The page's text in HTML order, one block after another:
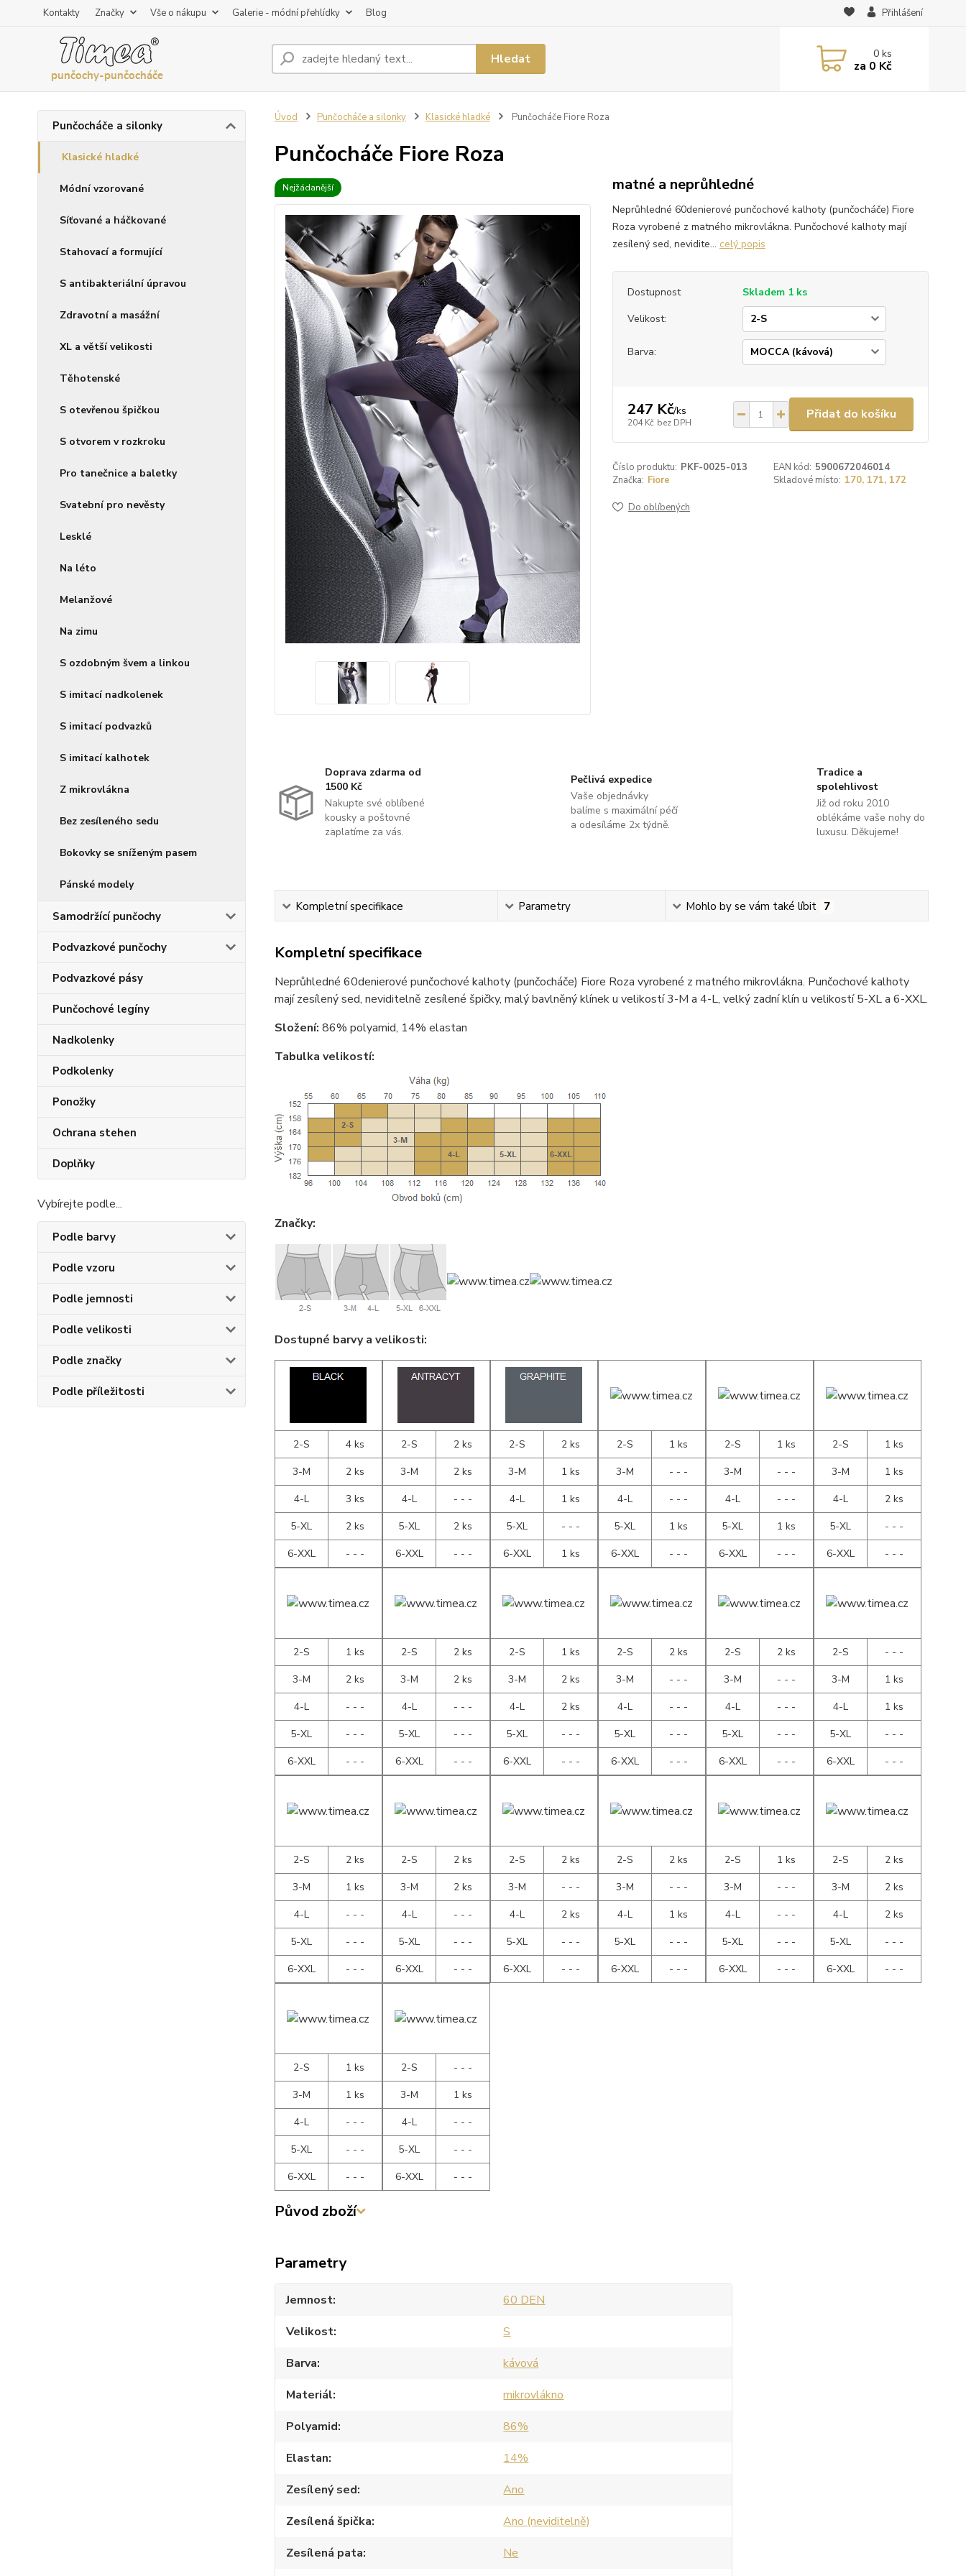
Kontakty Značky Vše o nákupu Galerie - módní přehlídky Blog Přihlášení
Hledat 0ks
za 0 Kč
Punčocháče a silonky
Klasické hladké
Módní vzorované
Síťované a háčkované
Stahovací a formující
S antibakteriální úpravou
Zdravotní a masážní
XL a větší velikosti
Těhotenské
S otevřenou špičkou
S otvorem v rozkroku
Pro tanečnice a baletky
Svatební pro nevěsty
Lesklé
Na léto
Melanžové
Na zimu
S ozdobným švem a linkou
S imitací nadkolenek
S imitací podvazků
S imitací kalhotek
Z mikrovlákna
Bez zesíleného sedu
Bokovky se sníženým pasem
Pánské modely
Samodržící punčochy
Podvazkové punčochy
Podvazkové pásy
Punčochové legíny
Nadkolenky
Podkolenky
Ponožky
Ochrana stehen
Doplňky
Vybírejte podle...
Podle barvy
Podle vzoru
Podle jemnosti
Podle velikosti
Podle značky
Podle příležitosti
Úvod Punčocháče a silonky Klasické hladké Punčocháče Fiore Roza
Punčocháče Fiore Roza
Nejžádanější matné a neprůhledné
Neprůhledné 60denierové punčochové kalhoty (punčocháče) Fiore
Roza vyrobené z matného mikrovlákna. Punčochové kalhoty mají
zesílený sed, nevidite... celý popis
Dostupnost
Skladem 1 ks
Velikost:
Barva:
247 Kč/ks
204 Kč bez DPH
Přidat do košíku
Číslo produktu: PKF-0025-013 EAN kód: 5900672046014
Značka: Fiore Skladové místo: 170, 171, 172
Do oblíbených
Doprava zdarma od
1500 Kč
Nakupte své oblíbené
kousky a poštovné
zaplatíme za vás.
Pečlivá expedice
Vaše objednávky
balíme s maximální péčí
a odesíláme 2x týdně.
Tradice a
spolehlivost
Již od roku 2010
oblékáme vaše nohy do
luxusu. Děkujeme!
Kompletní specifikace Parametry Mohlo by se vám také líbit 7
Kompletní specifikace
Neprůhledné 60denierové punčochové kalhoty (punčocháče) Fiore Roza vyrobené z matného mikrovlákna. Punčochové kalhoty
mají zesílený sed, neviditelně zesílené špičky, malý bavlněný klínek u velikostí 3-M a 4-L, velký zadní klín u velikostí 5-XL a 6-XXL.
Složení: 86% polyamid, 14% elastan
Tabulka velikostí:
Značky:
Dostupné barvy a velikosti:
2-S
4 ks
3-M
2 ks
4-L
3 ks
5-XL
2 ks
6-XXL
- - -
2-S
2 ks
3-M
2 ks
4-L
- - -
5-XL
2 ks
6-XXL
- - -
2-S
2 ks
3-M
1 ks
4-L
1 ks
5-XL
- - -
6-XXL
1 ks
2-S
1 ks
3-M
- - -
4-L
- - -
5-XL
1 ks
6-XXL
- - -
2-S
1 ks
3-M
- - -
4-L
- - -
5-XL
1 ks
6-XXL
- - -
2-S
1 ks
3-M
1 ks
4-L
2 ks
5-XL
- - -
6-XXL
- - -
2-S
1 ks
3-M
2 ks
4-L
- - -
5-XL
- - -
6-XXL
- - -
2-S
2 ks
3-M
2 ks
4-L
- - -
5-XL
- - -
6-XXL
- - -
2-S
1 ks
3-M
2 ks
4-L
2 ks
5-XL
- - -
6-XXL
- - -
2-S
2 ks
3-M
- - -
4-L
- - -
5-XL
- - -
6-XXL
- - -
2-S
2 ks
3-M
- - -
4-L
- - -
5-XL
- - -
6-XXL
- - -
2-S
- - -
3-M
1 ks
4-L
1 ks
5-XL
- - -
6-XXL
- - -
2-S
2 ks
3-M
1 ks
4-L
- - -
5-XL
- - -
6-XXL
- - -
2-S
2 ks
3-M
2 ks
4-L
- - -
5-XL
- - -
6-XXL
- - -
2-S
2 ks
3-M
- - -
4-L
2 ks
5-XL
- - -
6-XXL
- - -
2-S
2 ks
3-M
- - -
4-L
1 ks
5-XL
- - -
6-XXL
- - -
2-S
1 ks
3-M
- - -
4-L
- - -
5-XL
- - -
6-XXL
- - -
2-S
2 ks
3-M
2 ks
4-L
2 ks
5-XL
- - -
6-XXL
- - -
2-S
1 ks
3-M
1 ks
4-L
- - -
5-XL
- - -
6-XXL
- - -
2-S
- - -
3-M
1 ks
4-L
- - -
5-XL
- - -
6-XXL
- - -
Původ zboží
Parametry
Jemnost
60 DEN
Velikost
S
Barva
kávová
Materiál
mikrovlákno
Polyamid
86%
Elastan
14%
Zesílený sed
Ano
Zesílená špička
Ano (neviditelně)
Zesílená pata
Ne